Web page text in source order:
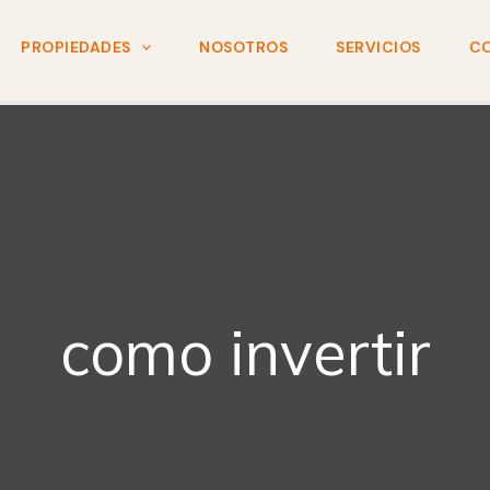
PROPIEDADES NOSOTROS SERVICIOS
como invertir